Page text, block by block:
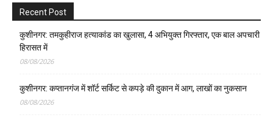
Recent Post
कुशीनगर: तमकुहीराज हत्याकांड का खुलासा, 4 अभियुक्त गिरफ्तार, एक बाल अपचारी
हिरासत में
08/08/2026
कुशीनगर: कप्तानगंज में शॉर्ट सर्किट से कपड़े की दुकान में आग, लाखों का नुकसान
08/08/2026